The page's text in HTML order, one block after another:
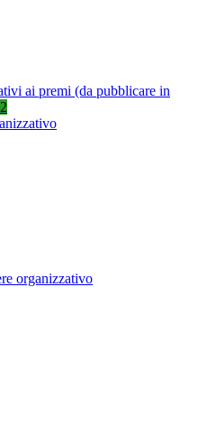
ai premi (da pubblicare in
2
organizzativo